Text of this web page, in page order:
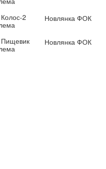
Колос-2
Новлянка ФОК
Пищевик Новлянка ФОК